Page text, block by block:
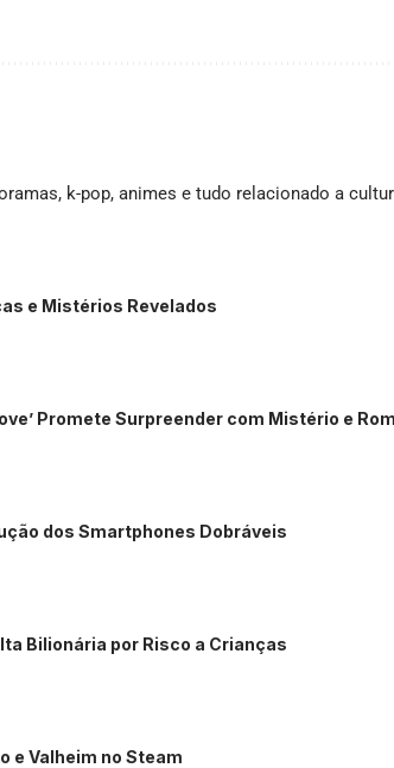
k-pop, animes e tudo relacionado a
e Mistérios Revelados
Promete Surpreender com Mistério e
dos Smartphones Dobráveis
Bilionária por Risco a Crianças
e Valheim no Steam